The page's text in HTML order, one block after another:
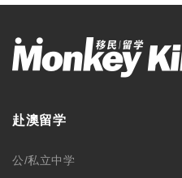
赴澳留学
公/私立中学